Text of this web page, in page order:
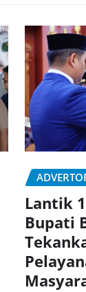
Lantik
Bupati